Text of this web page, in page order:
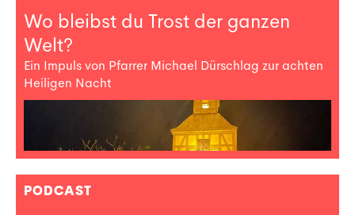
Wo bleibst du Trost der ganzen
Welt?
Ein Impuls von Pfarrer Michael Dürschlag zur achten
Heiligen Nacht
PODCAST